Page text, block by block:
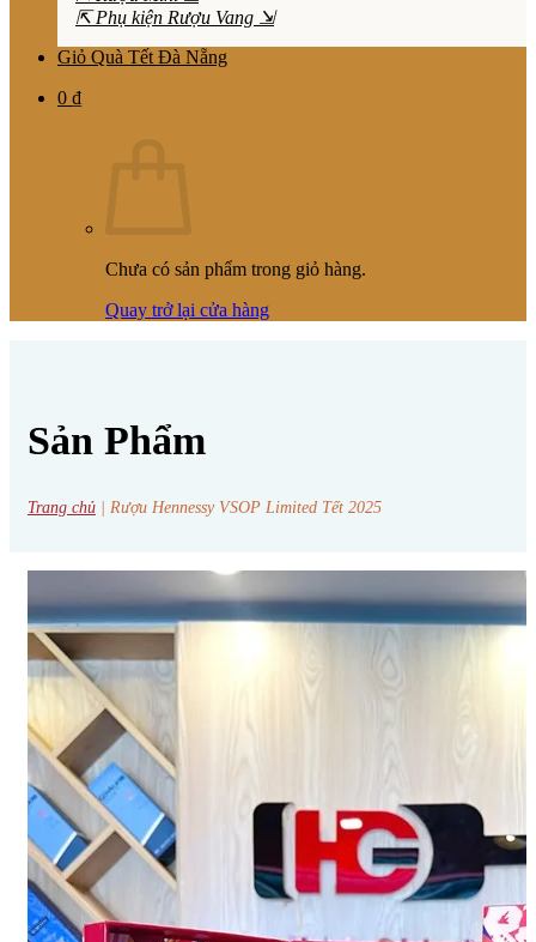
⇱ Phụ kiện Rượu Vang ⇲
Giỏ Quà Tết Đà Nẵng
0 ₫
Chưa có sản phẩm trong giỏ hàng.
Quay trở lại cửa hàng
Sản Phẩm
Trang chủ Rượu Hennessy VSOP Limited Tết 2025